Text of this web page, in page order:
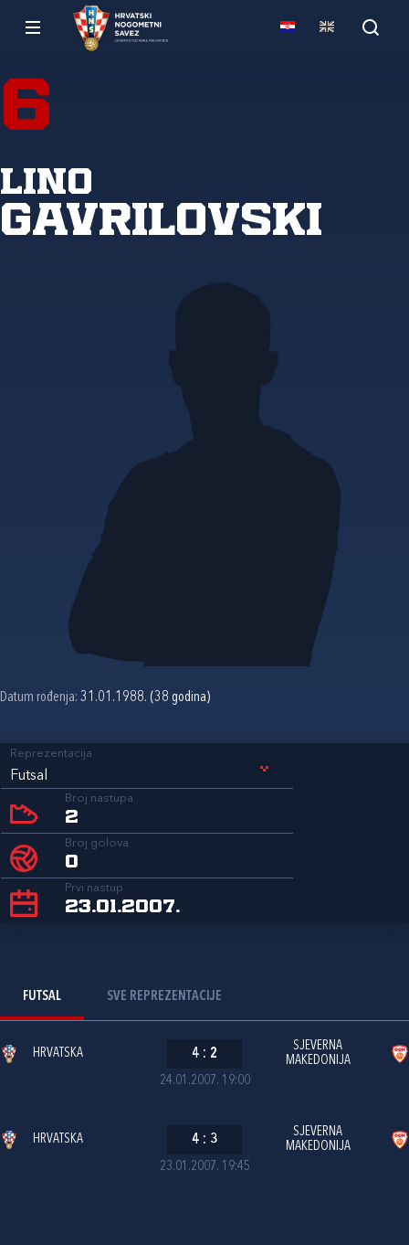
6
Lino
Gavrilovski
Datum rođenja: 31.01.1988. (38 godina)
Reprezentacija
Futsal
Broj nastupa
2
Broj golova
0
Prvi nastup
23.01.2007.
FUTSAL SVE REPREZENTACIJE
24.01.2007. 19:00
HRVATSKA 4 : 2
SJEVERNA
MAKEDONIJA
23.01.2007. 19:45
HRVATSKA 4 : 3
SJEVERNA
MAKEDONIJA